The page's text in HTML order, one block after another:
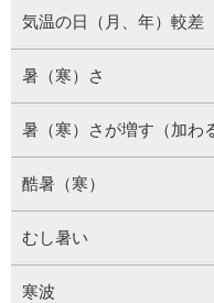
気温の日（月、年）較差
暑（寒）さ
暑（寒）さが増す（加わ
酷暑（寒）
むし暑い
寒波